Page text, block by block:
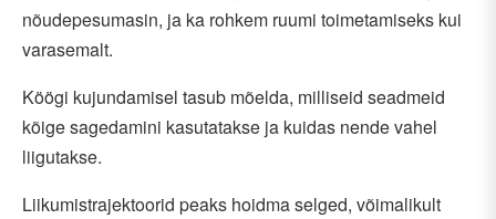
nõudepesumasin, ja ka rohkem ruumi toimetamiseks kui
varasemalt.
Köögi kujundamisel tasub mõelda, milliseid seadmeid
kõige sagedamini kasutatakse ja kuidas nende vahel
liigutakse.
Liikumistrajektoorid peaks hoidma selged, võimalikult